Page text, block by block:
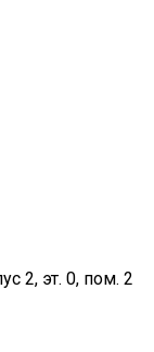
2, эт. 0, пом. 2